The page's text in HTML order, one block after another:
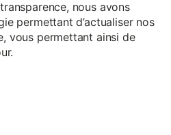
nous avons
permettant d’actualiser nos
vous permettant ainsi de